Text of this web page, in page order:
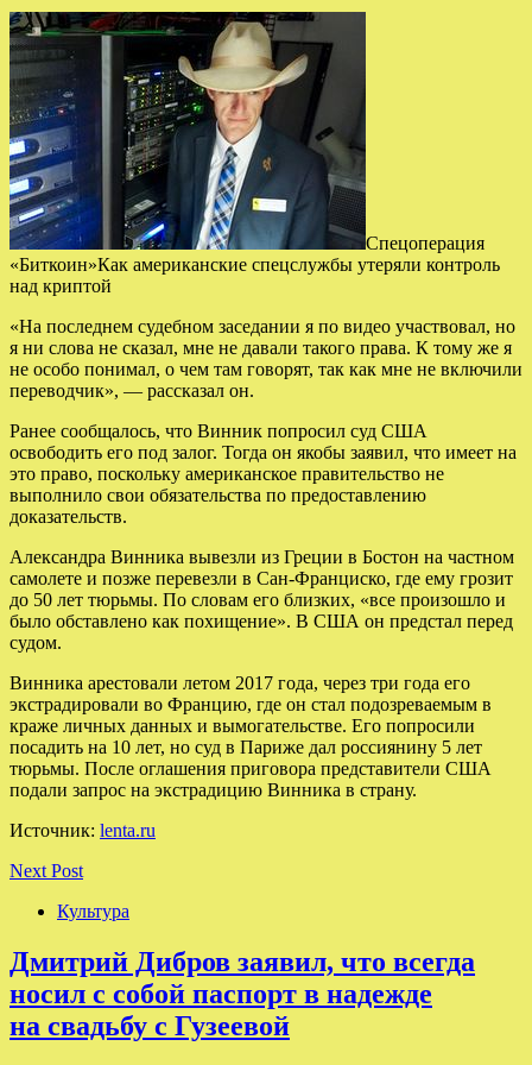
Спецоперация
«Биткоин»Как американские спецслужбы утеряли контроль
над криптой
«На последнем судебном заседании я по видео участвовал, но
я ни слова не сказал, мне не давали такого права. К тому же я
не особо понимал, о чем там говорят, так как мне не включили
переводчик», — рассказал он.
Ранее сообщалось, что Винник попросил суд США
освободить его под залог. Тогда он якобы заявил, что имеет на
это право, поскольку американское правительство не
выполнило свои обязательства по предоставлению
доказательств.
Александра Винника вывезли из Греции в Бостон на частном
самолете и позже перевезли в Сан-Франциско, где ему грозит
до 50 лет тюрьмы. По словам его близких, «все произошло и
было обставлено как похищение». В США он предстал перед
судом.
Винника арестовали летом 2017 года, через три года его
экстрадировали во Францию, где он стал подозреваемым в
краже личных данных и вымогательстве. Его попросили
посадить на 10 лет, но суд в Париже дал россиянину 5 лет
тюрьмы. После оглашения приговора представители США
подали запрос на экстрадицию Винника в страну.
Источник: lenta.ru
Next Post
Культура
Дмитрий Дибров заявил, что всегда
носил с собой паспорт в надежде
на свадьбу с Гузеевой